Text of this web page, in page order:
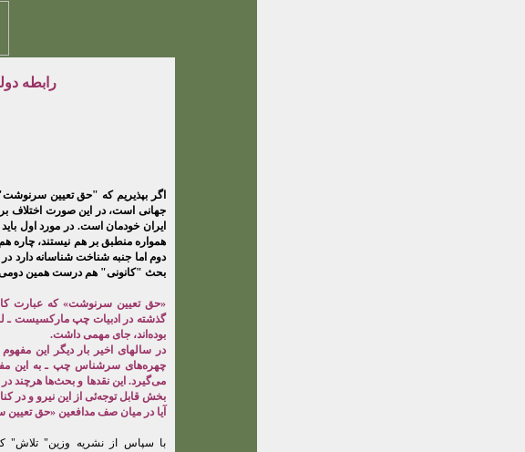
رابطه
اگر بپذیریم که "حق تعیین
جهانی است، در این صورت اختلاف
ایران خودمان است. در مورد اول
همواره منطبق بر هم نیستند، چاره
دوم اما جنبه شناخت شناسانه دارد
بحث "کانونی" هم درست همین
«حق تعیین سرنوشت» که عبارت
گذشته در ادبیات چپ مارکسیست ـ
بوده‌اند، جای مهمی داشت.
در سالهای اخیر بار دیگر این
چهره‌های سرشناس چپ ـ به این
می‌گیرد. این نقدها و بحث‌ها هرچند
بخش قابل توجه‌ئی از این نیرو و در
آیا در میان صف مدافعین «حق
با سپاس از نشریه وزین" تلاش"